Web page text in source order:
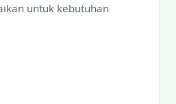
untuk kebutuhan